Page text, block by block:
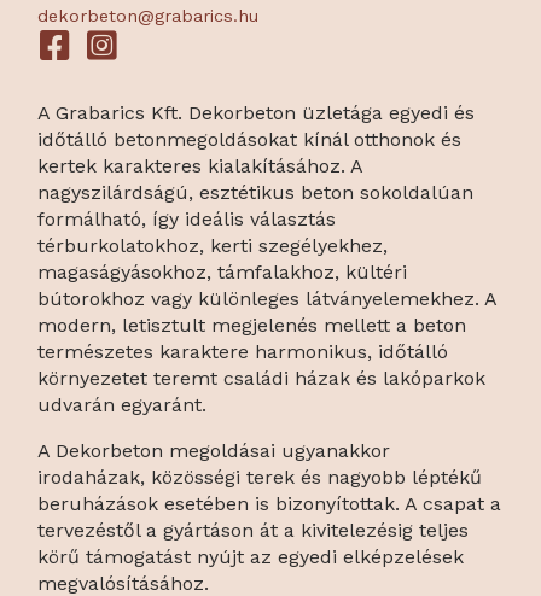
dekorbeton@grabarics.hu
A Grabarics Kft. Dekorbeton üzletága egyedi és
időtálló betonmegoldásokat kínál otthonok és
kertek karakteres kialakításához. A
nagyszilárdságú, esztétikus beton sokoldalúan
formálható, így ideális választás
térburkolatokhoz, kerti szegélyekhez,
magaságyásokhoz, támfalakhoz, kültéri
bútorokhoz vagy különleges látványelemekhez. A
modern, letisztult megjelenés mellett a beton
természetes karaktere harmonikus, időtálló
környezetet teremt családi házak és lakóparkok
udvarán egyaránt.
A Dekorbeton megoldásai ugyanakkor
irodaházak, közösségi terek és nagyobb léptékű
beruházások esetében is bizonyítottak. A csapat a
tervezéstől a gyártáson át a kivitelezésig teljes
körű támogatást nyújt az egyedi elképzelések
megvalósításához.